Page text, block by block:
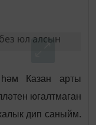
Казан арты
югалтмаган
дип саныйм.